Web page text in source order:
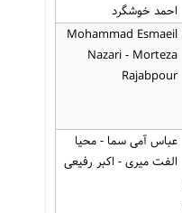
احمد خوشگرد
Mohammad Esmaeil
Nazari - Morteza
Rajabpour
عباس آمی سما - محیا
الفت میری - اکبر رفیعی